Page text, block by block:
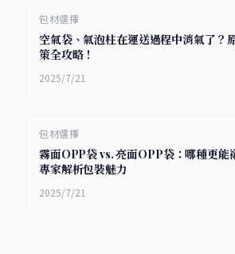
包材選擇
空氣袋、氣泡柱在運送過程中消氣了？
策全攻略！
2025/7/21
包材選擇
霧面OPP袋 vs. 亮面OPP袋：哪種更能
專家解析包裝魅力
2025/7/21